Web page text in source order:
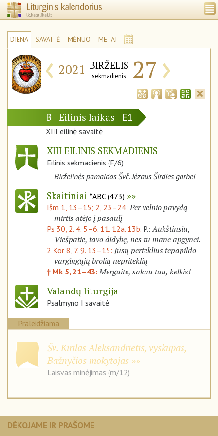
DIENA SAVAITĖ MĖNUO METAI
‹ 2021 BIRŽELIS
sekmadienis 27 ›
B Eilinis laikas E1
XIII eilinė savaitė
XIII EILINIS SEKMADIENIS
Eilinis sekmadienis (F/6)
Birželinės pamaldos Švč. Jėzaus Širdies garbei
Skaitiniai *ABC (473)
Išm 1, 13–15; 2, 23–24:Per velnio pavydą
mirtis atėjo į pasaulį
Ps 30, 2. 4. 5–6. 11. 12a. 13b. P.:Aukštinsiu,
Viešpatie, tavo didybę, nes tu mane apgynei.
2 Kor 8, 7. 9. 13–15: Jūsų perteklius tepapildo
vargingųjų brolių nepriteklių
† Mk 5, 21–43:Mergaite, sakau tau, kelkis!
Valandų liturgija
Psalmyno I savaitė
Praleidžiama
Šv. Kirilas Aleksandrietis, vyskupas,
Bažnyčios mokytojas
Laisvas minėjimas (m/12)
DĖKOJAME IR PRAŠOME